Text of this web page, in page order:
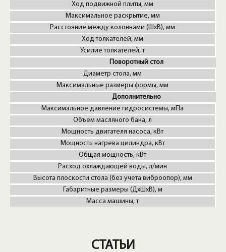
Ход подвижной плиты, мм
Максимальное раскрытие, мм
Расстояние между колоннами (ШxВ), мм
Ход толкателей, мм
Усилие толкателей, т
Поворотный стол
Диаметр стола, мм
Максимальные размеры формы, мм
Дополнительно
Максимальное давление гидросистемы, мПа
Объем масляного бака, л
Мощность двигателя насоса, кВт
Мощность нагрева цилиндра, кВт
Общая мощность, кВт
Расход охлаждающей воды, л/мин
Высота плоскости стола (без учета виброопор), мм
Габаритные размеры (ДxШxВ), м
Масса машины, т
СТАТЬИ